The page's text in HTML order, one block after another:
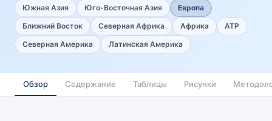
Южная Азия
Юго-Восточная Азия
Европа
Ближний Восток
Северная Африка Африка
АТР
Северная Америка
Латинская Америка
Обзор Содержание Таблицы Рисунки